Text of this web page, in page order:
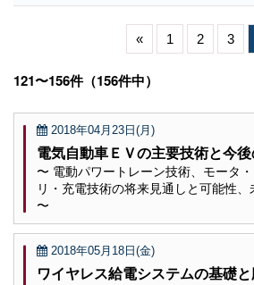
« 1 2 3
121〜156件（156件中）
2018年04月23日(月)
電気自動車ＥＶの主要技術と今
〜 電動パワートレーン技術、モータ
リ・充電技術の将来見通しと可能性、
〜
2018年05月18日(金)
ワイヤレス給電システムの基礎